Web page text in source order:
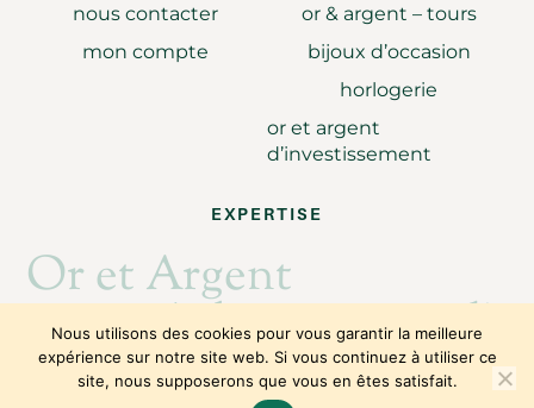
nous contacter
mon compte
or & argent – tours
bijoux d’occasion
horlogerie
or et argent
d’investissement
EXPERTISE
Or et Argent
Achat revente d'or
Copyright © 2026 Julie Caillault
Nous utilisons des cookies pour vous garantir la meilleure
expérience sur notre site web. Si vous continuez à utiliser ce
site, nous supposerons que vous en êtes satisfait.